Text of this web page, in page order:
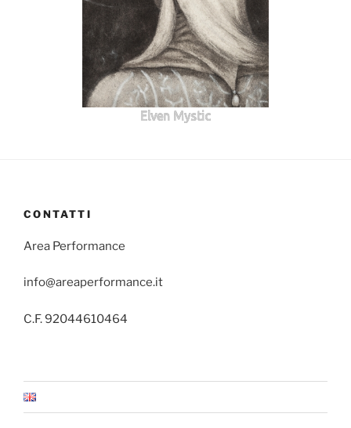
Elven Mystic
CONTATTI
Area Performance
info@areaperformance.it
C.F. 92044610464